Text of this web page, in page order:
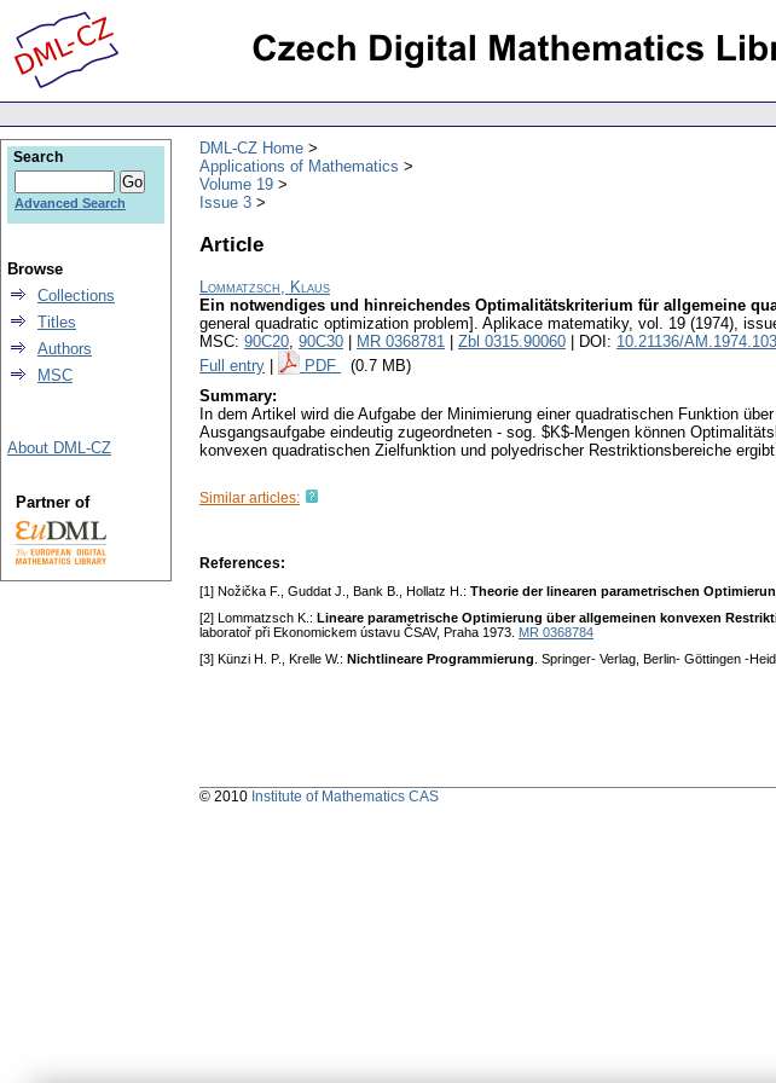
DML-CZ Home
Applications of Mathematics
Volume 19
Issue 3
Article
Lommatzsch, Klaus
Ein notwendiges und hinreichendes Optimalitätskriterium für allgemeine
general quadratic optimization problem]. Aplikace matematiky, vol. 19 (1974),
MSC: 90C20, 90C30 MR 0368781 Zbl 0315.90060 | DOI: 10.21136/
Full entry
PDF (0.7 MB)
Summary:
In dem Artikel wird die Aufgabe der Minimierung einer quadratischen Funktion
Ausgangsaufgabe eindeutig zugeordneten - sog. $K$-Mengen können
konvexen quadratischen Zielfunktion und polyedrischer Restriktionsbereiche
Similar articles:
References:
[1] Nožička F., Guddat J., Bank B., Hollatz H.: Theorie der linearen parametrischen
[2] Lommatzsch K.: Lineare parametrische Optimierung über allgemeinen konvexen
laboratoř při Ekonomickem ústavu ČSAV, Praha 1973. MR 0368784
[3] Künzi H. P., Krelle W.: Nichtlineare Programmierung . Springer- Verlag, Berlin- Göttingen -
Search
Advanced Search
Browse
Collections
Titles
Authors
MSC
About DML-CZ
Partner of
© 2010 Institute of Mathematics CAS